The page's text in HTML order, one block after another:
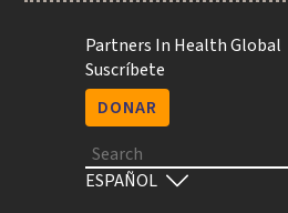
Utility
Partners In Health Global
Suscríbete
DONAR
Search
Select